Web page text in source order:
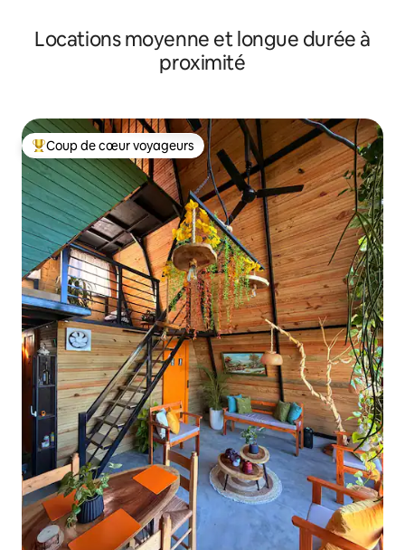
Locations moyenne et longue durée à
proximité
Coups de cœur voyageurs les plus appréciés
Coup de cœur voyageurs